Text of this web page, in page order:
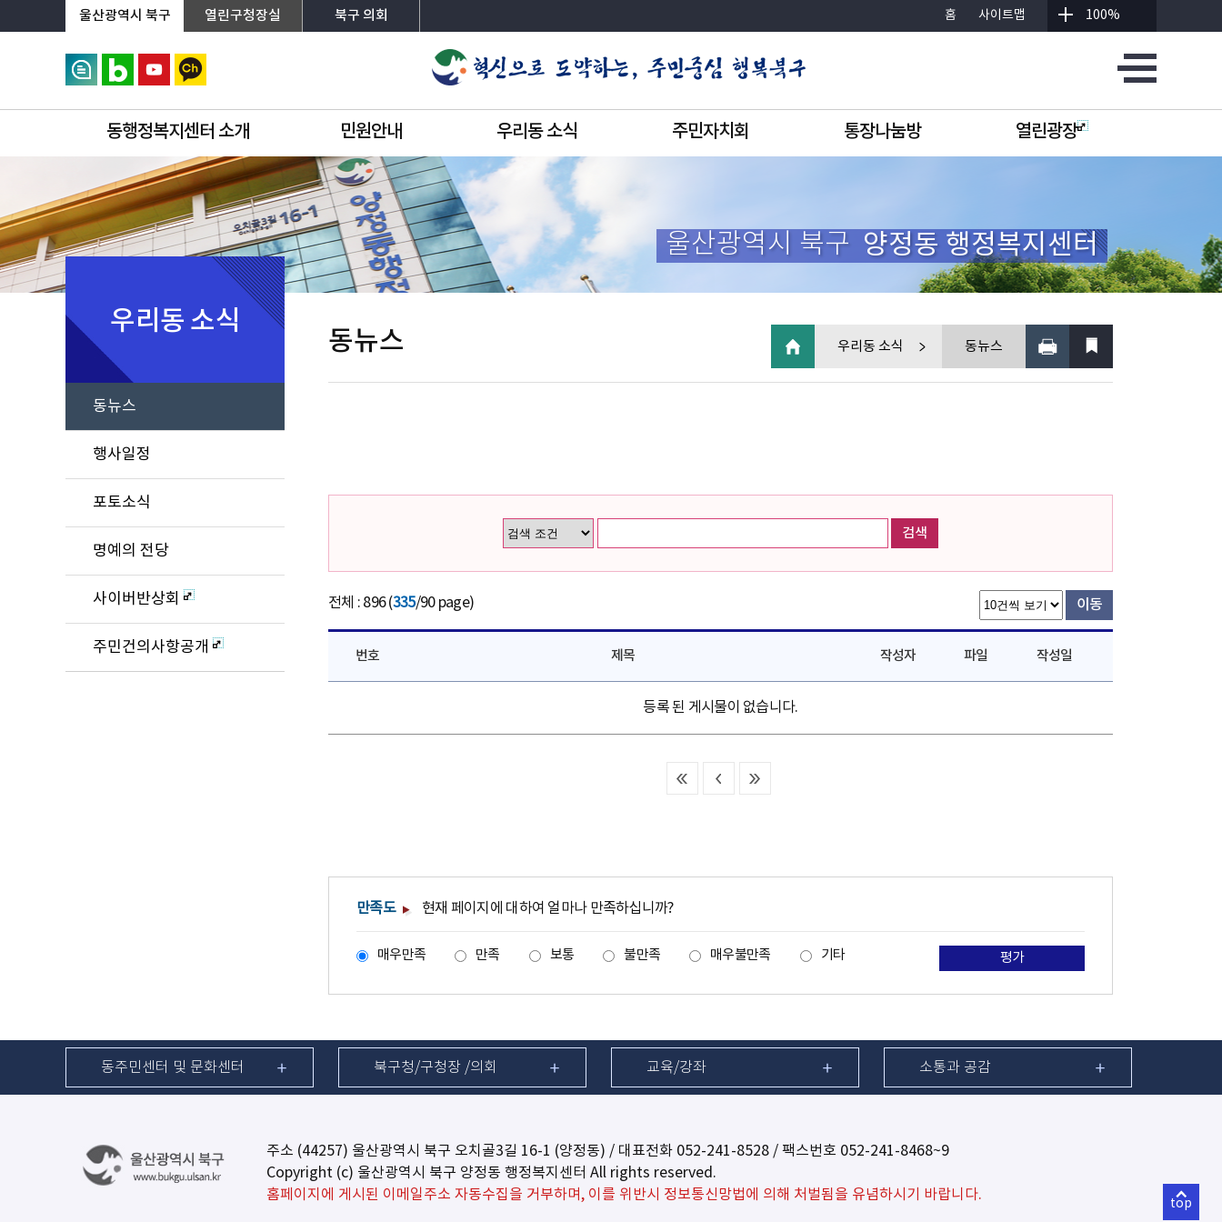
상단메뉴로 바로가기
전체메뉴로 바로가기
왼쪽메뉴로 바로가기
본문으로 바로가기울산광역시 북구 열린구청장실 북구 의회 홈 사이트맵
top
100%
동행정복지센터 소개 민원안내 우리동 소식 주민자치회 통장나눔방 열린광장
울산광역시 북구 양정동 행정복지센터
우리동 소식
동뉴스
행사일정
포토소식
명예의 전당
사이버반상회
주민건의사항공개
동뉴스 우리동 소식 동뉴스
검색
전체 : 896 (335/90 page) 이동
번호 제목 작성자 파일 작성일
등록 된 게시물이 없습니다.
만족도 현재 페이지에 대하여 얼마나 만족하십니까?
매우만족 만족 보통 불만족 매우불만족 기타 평가
동주민센터 및 문화센터 북구청/구청장 /의회 교육/강좌 소통과 공감
주소 (44257) 울산광역시 북구 오치골3길 16-1 (양정동) / 대표전화 052-241-8528 / 팩스번호 052-241-8468~9
Copyright (c) 울산광역시 북구 양정동 행정복지센터 All rights reserved.
홈페이지에 게시된 이메일주소 자동수집을 거부하며, 이를 위반시 정보통신망법에 의해 처벌됨을 유념하시기 바랍니다.